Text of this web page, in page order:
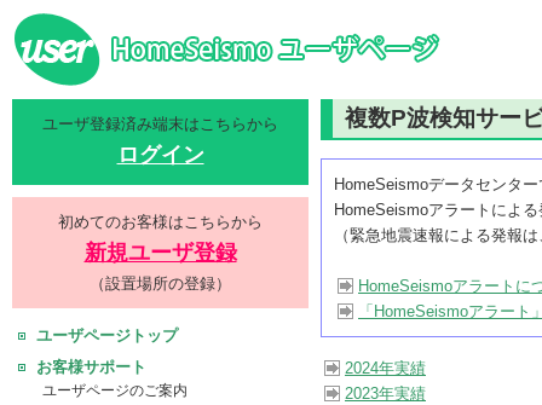
ユーザ登録済み端末はこちらから
ログイン
初めてのお客様はこちらから
新規ユーザ登録
（設置場所の登録）
ユーザページトップ
お客様サポート
ユーザページのご案内
複数P波検知サー
HomeSeismoデータセンタ
HomeSeismoアラートによ
（緊急地震速報による発報
HomeSeismoアラートに
「HomeSeismoアラート
2024年実績
2023年実績